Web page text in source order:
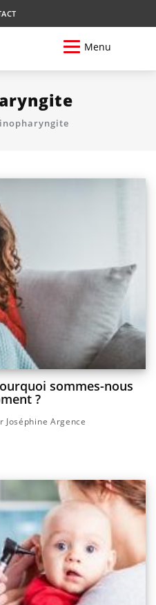
Menu
sommes-nous
?
Joséphine Argence